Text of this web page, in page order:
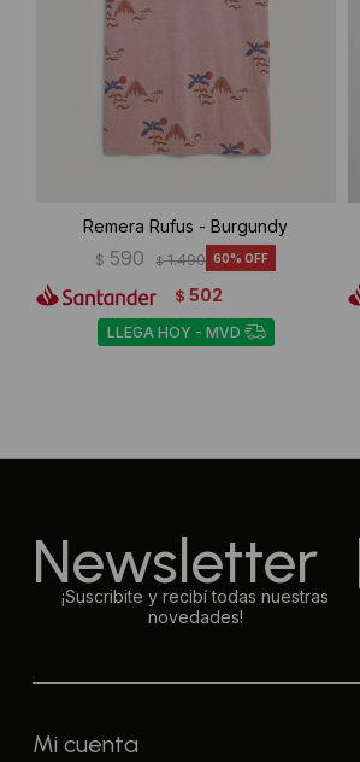
Remera Rufus - Burgundy
$ 590 $ 1.490 60
$ 502
LLEGA HOY - MVD
Newsletter
¡Suscribite y recibí todas nuestras
novedades!
Mi cuenta